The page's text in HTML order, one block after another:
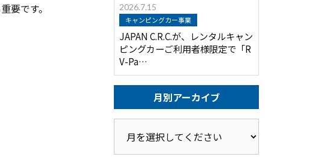
要です。
2026.7.15
キャンピングカー事業
JAPAN C.R.C.が、レンタルキャン
ピングカーご利用者様限定で「R
V-Pa…
月別アーカイブ